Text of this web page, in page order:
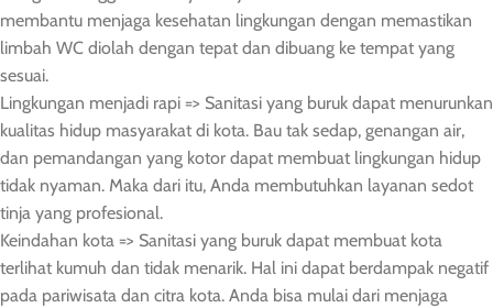
membantu menjaga kesehatan lingkungan dengan memastikan
limbah WC diolah dengan tepat dan dibuang ke tempat yang
sesuai.
Lingkungan menjadi rapi => Sanitasi yang buruk dapat menurunkan
kualitas hidup masyarakat di kota. Bau tak sedap, genangan air,
dan pemandangan yang kotor dapat membuat lingkungan hidup
tidak nyaman. Maka dari itu, Anda membutuhkan layanan sedot
tinja yang profesional.
Keindahan kota => Sanitasi yang buruk dapat membuat kota
terlihat kumuh dan tidak menarik. Hal ini dapat berdampak negatif
pada pariwisata dan citra kota. Anda bisa mulai dari menjaga